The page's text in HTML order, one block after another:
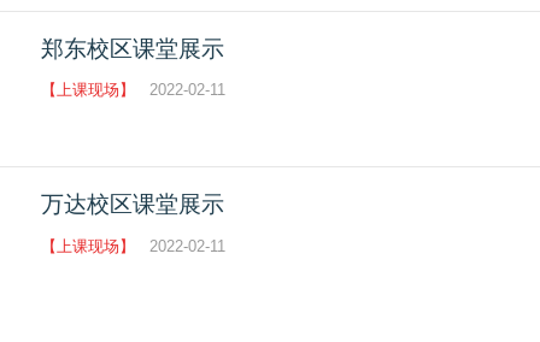
郑东校区课堂展示
【上课现场】 2022-02-11
万达校区课堂展示
【上课现场】 2022-02-11